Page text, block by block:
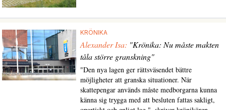
KRÖNIKA
Alexander Isa: "Krönika: Nu måste makten
tåla större granskning"
"Den nya lagen ger rättsväsendet bättre
möjligheter att granska situationer. När
skattepengar används måste medborgarna kunna
känna sig trygga med att besluten fattas sakligt,